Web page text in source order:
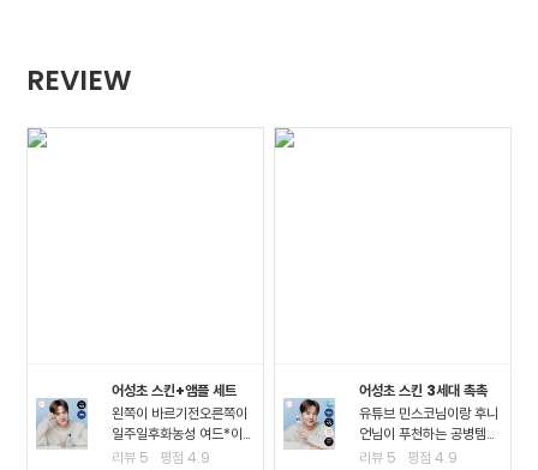
REVIEW
어성초 스킨+앰플 세트
왼쪽이 바르기전오른쪽이
일주일후화농성 여드*이
진짜 많이 진정되고 여드*
리뷰 5 평점4.9
어성초 스킨 3세대 촉촉
유튜브 민스코님이랑 후니
언님이 푸천하는 공병템이
라서 큰 맘먹고 샀는데요!!
리뷰 5 평점4.9